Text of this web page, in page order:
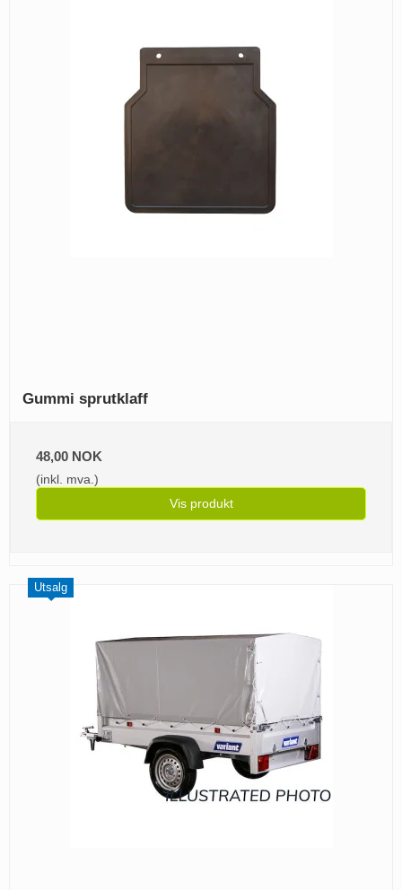
Gummi sprutklaff
48,00 NOK
(inkl. mva.)
Vis produkt
Utsalg